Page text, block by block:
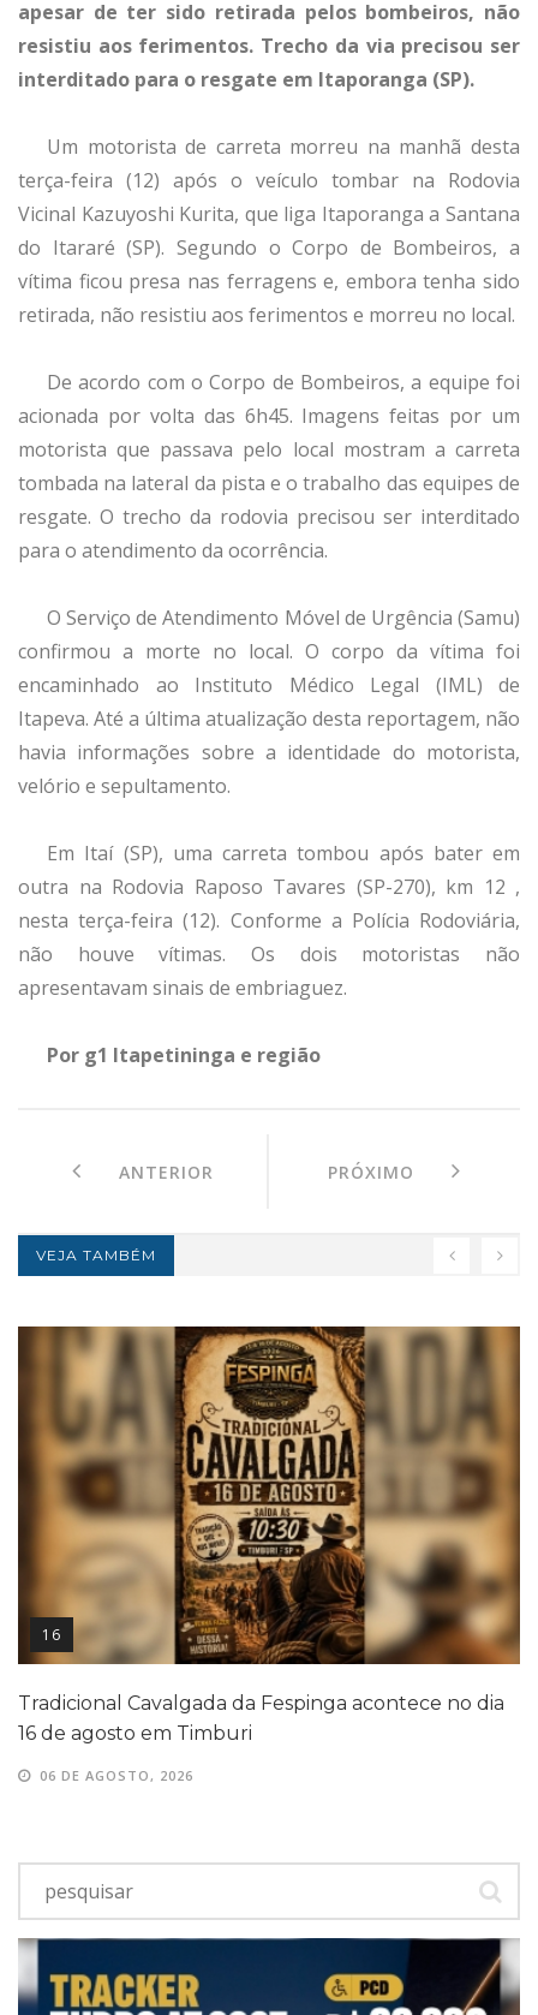
apesar de ter sido retirada pelos bombeiros, não
resistiu aos ferimentos. Trecho da via precisou ser
interditado para o resgate em Itaporanga (SP).
Um motorista de carreta morreu na manhã desta
terça-feira (12) após o veículo tombar na Rodovia
Vicinal Kazuyoshi Kurita, que liga Itaporanga a Santana
do Itararé (SP). Segundo o Corpo de Bombeiros, a
vítima ficou presa nas ferragens e, embora tenha sido
retirada, não resistiu aos ferimentos e morreu no local.
De acordo com o Corpo de Bombeiros, a equipe foi
acionada por volta das 6h45. Imagens feitas por um
motorista que passava pelo local mostram a carreta
tombada na lateral da pista e o trabalho das equipes de
resgate. O trecho da rodovia precisou ser interditado
para o atendimento da ocorrência.
O Serviço de Atendimento Móvel de Urgência (Samu)
confirmou a morte no local. O corpo da vítima foi
encaminhado ao Instituto Médico Legal (IML) de
Itapeva. Até a última atualização desta reportagem, não
havia informações sobre a identidade do motorista,
velório e sepultamento.
Em Itaí (SP), uma carreta tombou após bater em
outra na Rodovia Raposo Tavares (SP-270), km 12 ,
nesta terça-feira (12). Conforme a Polícia Rodoviária,
não houve vítimas. Os dois motoristas não
apresentavam sinais de embriaguez.
Por g1 Itapetininga e região
ANTERIOR PRÓXIMO
VEJA TAMBÉM
16
Tradicional Cavalgada da Fespinga acontece no dia
16 de agosto em Timburi
06 DE AGOSTO, 2026